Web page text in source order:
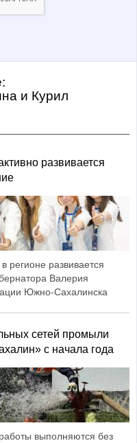
и Курил
развивается
регионе развивается
Валерия
Южно-Сахалинска
сетей промыли
с начала года
выполняются без